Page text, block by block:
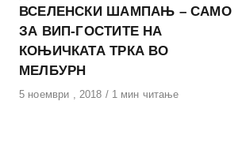
ВСЕЛЕНСКИ ШАМПАЊ – САМО
ЗА ВИП-ГОСТИТЕ НА
КОЊИЧКАТА ТРКА ВО
МЕЛБУРН
Објавено
5 ноември , 2018 1 мин читање